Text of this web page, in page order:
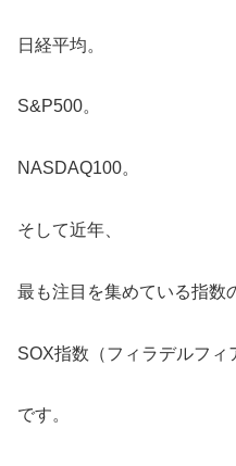
日経平均。
S&P500。
NASDAQ100。
そして近年、
最も注目を集めている指数
SOX指数（フィラデルフィ
です。